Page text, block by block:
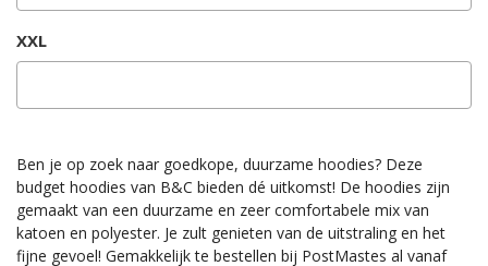
XXL
Ben je op zoek naar goedkope, duurzame hoodies? Deze
budget hoodies van B&C bieden dé uitkomst! De hoodies zijn
gemaakt van een duurzame en zeer comfortabele mix van
katoen en polyester. Je zult genieten van de uitstraling en het
fijne gevoel! Gemakkelijk te bestellen bij PostMastes al vanaf